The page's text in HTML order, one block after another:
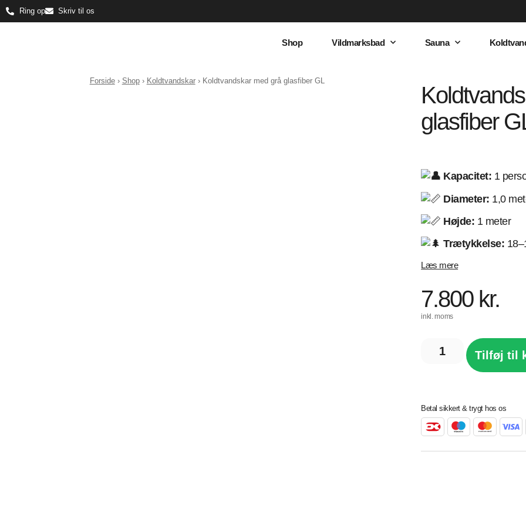
Ring op Skriv til os
Shop Vildmarksbad Sauna
Forside› Shop› Koldtvandskar› Koldtvandskar med grå glasfiber GL
glasfiber
Kapacitet: 1
Diameter: 1,0
Højde: 1 meter
Trætykkelse:
Læs mere
7.800 kr.
inkl. moms
Tilføj til
Betal sikkert & trygt hos os